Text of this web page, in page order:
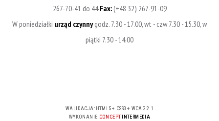
267-70-41 do 44Fax:(+48 32) 267-91-09
W poniedziałki urząd czynnygodz. 7.30 - 17.00, wt - czw 7.30 - 15.30, w
piątki 7.30 - 14.00
WALIDACJA: HTML5+ CSS3 + WCAG 2.1
WYKONANIE CONCEPT INTERMEDIA